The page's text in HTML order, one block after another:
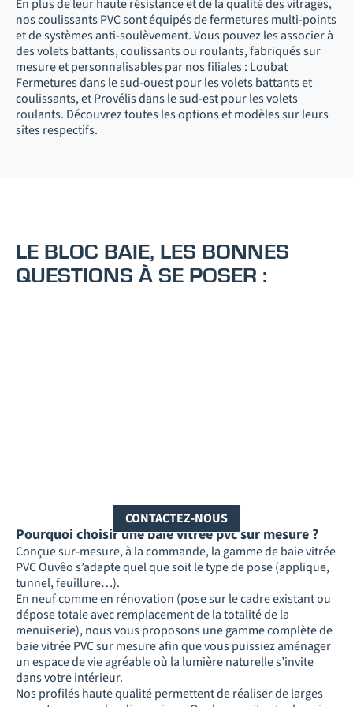
En plus de leur haute résistance et de la qualité des vitrages,
nos coulissants PVC sont équipés de fermetures multi-points
et de systèmes anti-soulèvement. Vous pouvez les associer à
des volets battants, coulissants ou roulants, fabriqués sur
mesure et personnalisables par nos filiales : Loubat
Fermetures dans le sud-ouest pour les volets battants et
coulissants, et Provélis dans le sud-est pour les volets
roulants. Découvrez toutes les options et modèles sur leurs
sites respectifs.
LE BLOC BAIE, LES BONNES
QUESTIONS À SE POSER :
CONTACTEZ-NOUS
Pourquoi choisir une baie vitrée pvc sur mesure ?
Conçue sur-mesure, à la commande, la gamme de baie vitrée
PVC Ouvêo s’adapte quel que soit le type de pose (applique,
tunnel, feuillure…).
En neuf comme en rénovation (pose sur le cadre existant ou
dépose totale avec remplacement de la totalité de la
menuiserie), nous vous proposons une gamme complète de
baie vitrée PVC sur mesure afin que vous puissiez aménager
un espace de vie agréable où la lumière naturelle s’invite
dans votre intérieur.
Nos profilés haute qualité permettent de réaliser de larges